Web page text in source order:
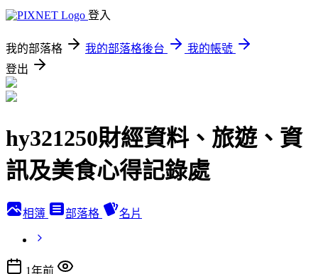
登入
我的部落格 我的部落格後台
我的帳號
登出
hy321250財經資料、旅遊、資
訊及美食心得記錄處
相簿 部落格 名片
1年前